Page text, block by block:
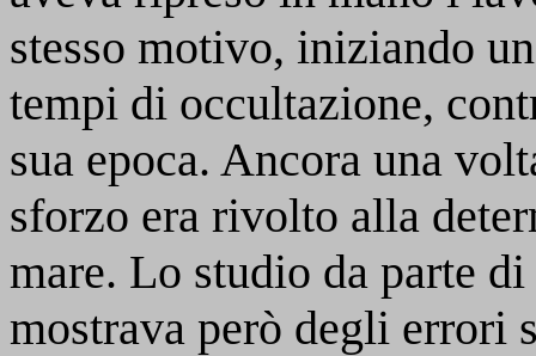
stesso motivo, iniziando
tempi di occultazione,
sua epoca. Ancora una
sforzo era rivolto alla
mare. Lo studio da parte
mostrava però degli errori